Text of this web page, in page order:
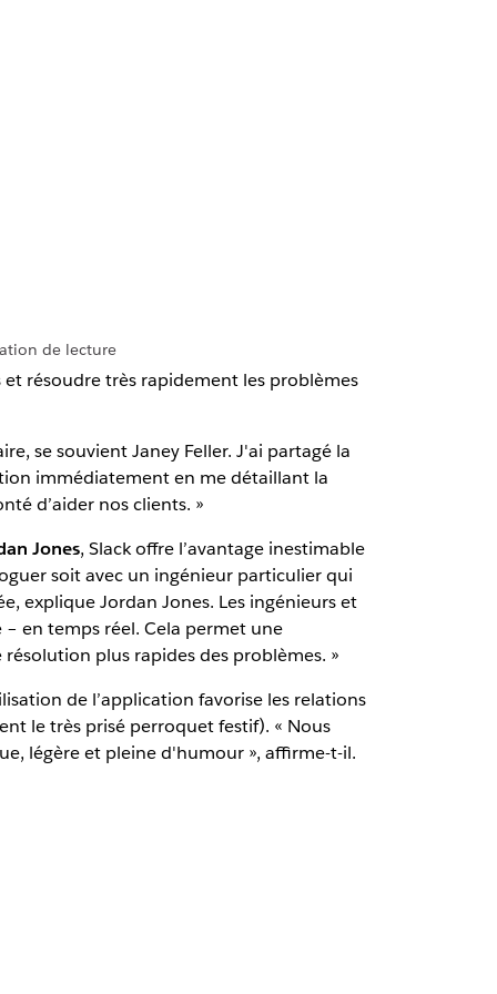
de lecture
et résoudre très rapidement les problèmes
se souvient Janey Feller. J'ai partagé la
immédiatement en me détaillant la
d’aider nos clients. »
Jones, Slack offre l’avantage inestimable
soit avec un ingénieur particulier qui
explique Jordan Jones. Les ingénieurs et
en temps réel. Cela permet une
plus rapides des problèmes. »
de l’application favorise les relations
le très prisé perroquet festif). « Nous
légère et pleine d'humour », affirme-t-il.